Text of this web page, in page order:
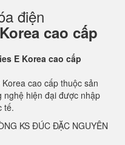
điện
cao cấp
cao cấp thuộc sản
nghệ hiện đại được nhập
tế.
KS ĐÚC ĐẶC NGUYÊN